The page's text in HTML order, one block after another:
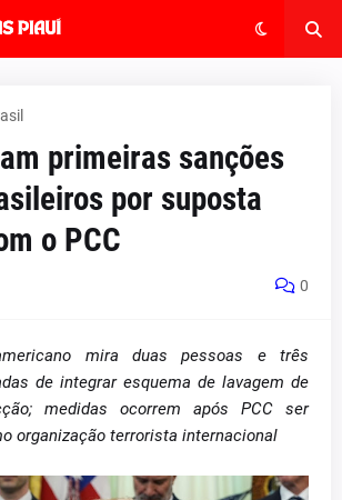
primeiras sanções
por suposta
o PCC
0
mira duas pessoas e três
de integrar esquema de lavagem de
medidas ocorrem após PCC ser
organização terrorista internacional